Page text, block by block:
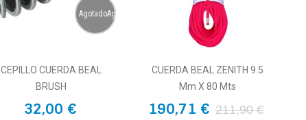
AgotadoAgotado
CEPILLO CUERDA BEAL
BRUSH
32,00 €
CUERDA BEAL ZENITH 9.5
Mm X 80 Mts
190,71 € 211,90 €